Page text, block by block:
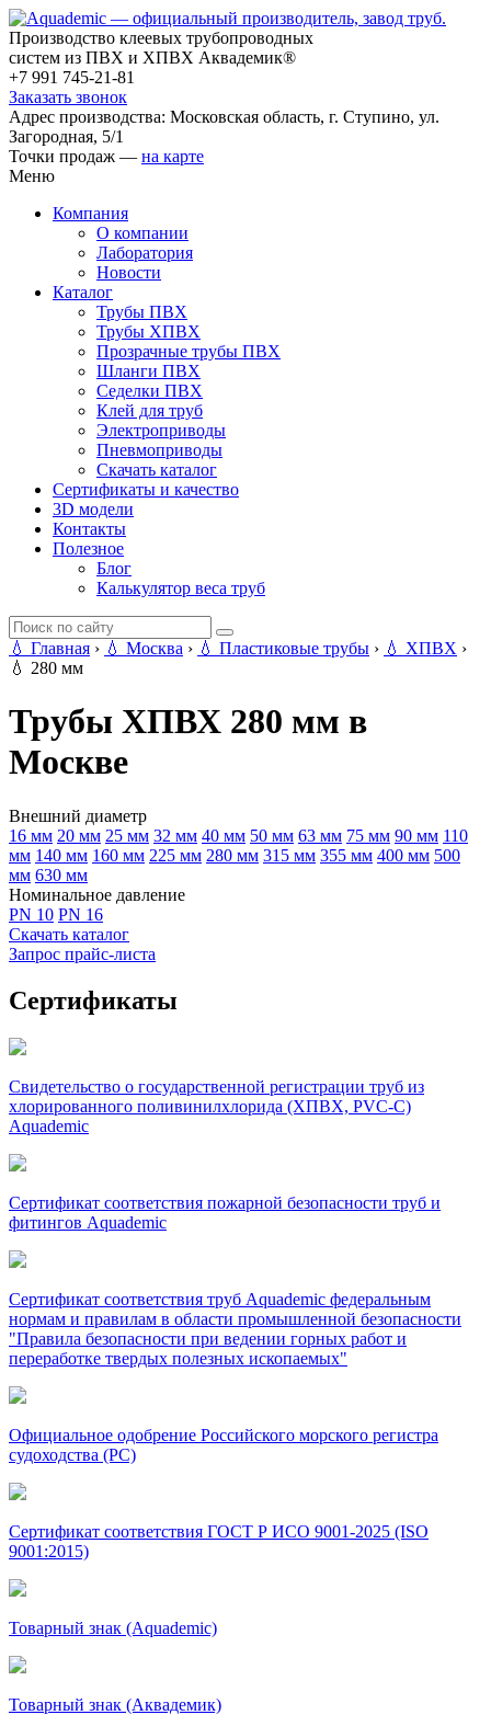
Производство клеевых трубопроводных
систем из ПВХ и ХПВХ Аквадемик®
+7 991 745-21-81
Заказать звонок
Адрес производства: Московская область, г. Ступино, ул.
Загородная, 5/1
Точки продаж — на карте
Меню
Компания
О компании
Лаборатория
Новости
Каталог
Трубы ПВХ
Трубы ХПВХ
Прозрачные трубы ПВХ
Шланги ПВХ
Седелки ПВХ
Клей для труб
Электроприводы
Пневмоприводы
Скачать каталог
Сертификаты и качество
3D модели
Контакты
Полезное
Блог
Калькулятор веса труб
💧 Главная › 💧 Москва › 💧 Пластиковые трубы › 💧 ХПВХ ›
💧 280 мм
Трубы ХПВХ 280 мм в
Москве
Внешний диаметр
16 мм 20 мм 25 мм 32 мм 40 мм 50 мм 63 мм 75 мм 90 мм 110
мм 140 мм 160 мм 225 мм 280 мм 315 мм 355 мм 400 мм 500
мм 630 мм
Номинальное давление
PN 10 PN 16
Скачать каталог
Запрос прайс-листа
Сертификаты
Свидетельство о государственной регистрации труб из
хлорированного поливинилхлорида (ХПВХ, PVC-C)
Aquademic
Сертификат соответствия пожарной безопасности труб и
фитингов Aquademic
Сертификат соответствия труб Aquademic федеральным
нормам и правилам в области промышленной безопасности
"Правила безопасности при ведении горных работ и
переработке твердых полезных ископаемых"
Официальное одобрение Российского морского регистра
судоходства (РС)
Сертификат соответствия ГОСТ Р ИСО 9001-2025 (ISO
9001:2015)
Товарный знак (Aquademic)
Товарный знак (Аквадемик)